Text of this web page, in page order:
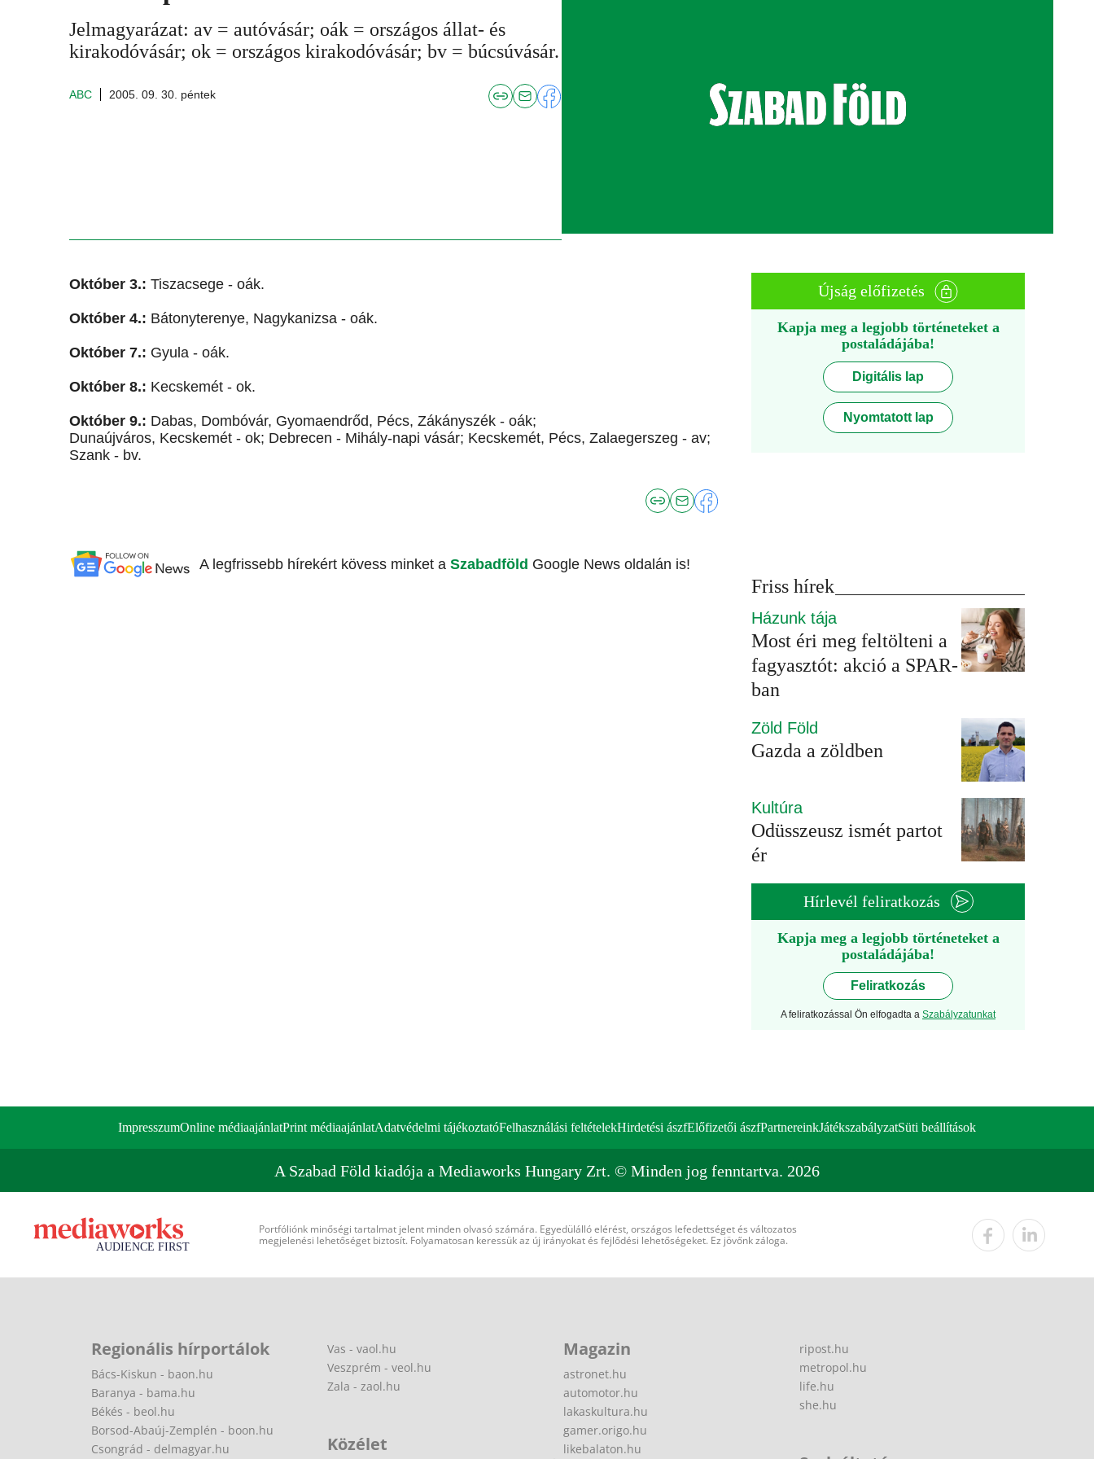
Jelmagyarázat: av = autóvásár; oák = országos állat- és
kirakodóvásár; ok = országos kirakodóvásár; bv = búcsúvásár.
ABC 2005. 09. 30. péntek
Október 3.: Tiszacsege - oák.
Október 4.: Bátonyterenye, Nagykanizsa - oák.
Október 7.: Gyula - oák.
Október 8.: Kecskemét - ok.
Október 9.: Dabas, Dombóvár, Gyomaendrőd, Pécs, Zákányszék - oák;
Dunaújváros, Kecskemét - ok; Debrecen - Mihály-napi vásár; Kecskemét, Pécs, Zalaegerszeg - av;
Szank - bv.
A legfrissebb hírekért kövess minket a Szabadföld Google News oldalán is!
Újság előfizetés
Kapja meg a legjobb történeteket a
postaládájába!
Digitális lap
Nyomtatott lap
Friss hírek
Házunk tája
Most éri meg feltölteni a
fagyasztót: akció a SPAR-
ban
Zöld Föld
Gazda a zöldben
Kultúra
Odüsszeusz ismét partot
ér
Hírlevél feliratkozás
Kapja meg a legjobb történeteket a
postaládájába!
Feliratkozás
A feliratkozással Ön elfogadta a Szabályzatunkat
ImpresszumOnline médiaajánlatPrint médiaajánlatAdatvédelmi tájékoztatóFelhasználási feltételekHirdetési ászfElőfizetői ászfPartnereinkJátékszabályzatSüti beállítások
A Szabad Föld kiadója a Mediaworks Hungary Zrt. © Minden jog fenntartva. 2026
Portfóliónk minőségi tartalmat jelent minden olvasó számára. Egyedülálló elérést, országos lefedettséget és változatos
megjelenési lehetőséget biztosít. Folyamatosan keressük az új irányokat és fejlődési lehetőségeket. Ez jövőnk záloga.
Regionális hírportálok
Bács-Kiskun - baon.hu
Baranya - bama.hu
Békés - beol.hu
Borsod-Abaúj-Zemplén - boon.hu
Csongrád - delmagyar.hu
Vas - vaol.hu
Veszprém - veol.hu
Zala - zaol.hu
Közélet
Magazin
astronet.hu
automotor.hu
lakaskultura.hu
gamer.origo.hu
likebalaton.hu
ripost.hu
metropol.hu
life.hu
she.hu